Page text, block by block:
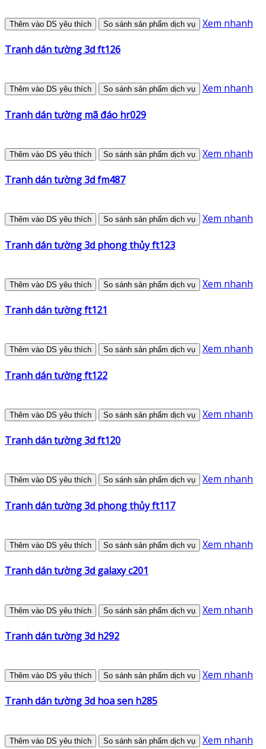
Thêm vào DS yêu thích So sánh sản phẩm dịch vụ Xem nhanh
Tranh dán tường 3d ft126
Thêm vào DS yêu thích So sánh sản phẩm dịch vụ Xem nhanh
Tranh dán tường mã đáo hr029
Thêm vào DS yêu thích So sánh sản phẩm dịch vụ Xem nhanh
Tranh dán tường 3d fm487
Thêm vào DS yêu thích So sánh sản phẩm dịch vụ Xem nhanh
Tranh dán tường 3d phong thủy ft123
Thêm vào DS yêu thích So sánh sản phẩm dịch vụ Xem nhanh
Tranh dán tường ft121
Thêm vào DS yêu thích So sánh sản phẩm dịch vụ Xem nhanh
Tranh dán tường ft122
Thêm vào DS yêu thích So sánh sản phẩm dịch vụ Xem nhanh
Tranh dán tường 3d ft120
Thêm vào DS yêu thích So sánh sản phẩm dịch vụ Xem nhanh
Tranh dán tường 3d phong thủy ft117
Thêm vào DS yêu thích So sánh sản phẩm dịch vụ Xem nhanh
Tranh dán tường 3d galaxy c201
Thêm vào DS yêu thích So sánh sản phẩm dịch vụ Xem nhanh
Tranh dán tường 3d h292
Thêm vào DS yêu thích So sánh sản phẩm dịch vụ Xem nhanh
Tranh dán tường 3d hoa sen h285
Thêm vào DS yêu thích So sánh sản phẩm dịch vụ Xem nhanh